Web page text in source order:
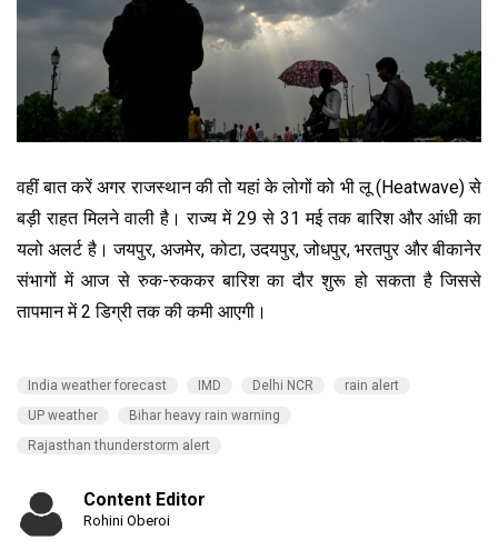
वहीं बात करें अगर राजस्थान की तो यहां के लोगों को भी लू (Heatwave) से
बड़ी राहत मिलने वाली है। राज्य में 29 से 31 मई तक बारिश और आंधी का
यलो अलर्ट है। जयपुर, अजमेर, कोटा, उदयपुर, जोधपुर, भरतपुर और बीकानेर
संभागों में आज से रुक-रुककर बारिश का दौर शुरू हो सकता है जिससे
तापमान में 2 डिग्री तक की कमी आएगी।
India weather forecast IMD Delhi NCR
rain alert
UP weather
Bihar heavy rain warning
Rajasthan thunderstorm alert
Content Editor
Rohini Oberoi